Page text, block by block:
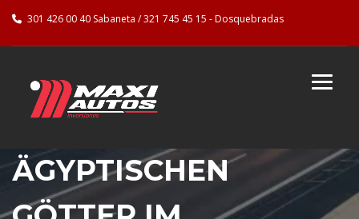
301 426 00 40 Sabaneta / 321 745 45 15 - Dosquebradas
DIE BEDEUTUNG DER
ÄGYPTISCHEN